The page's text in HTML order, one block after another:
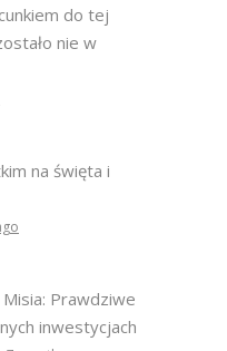
do tej
nie w
na święta i
Prawdziwe
inwestycjach